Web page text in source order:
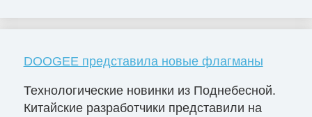
DOOGEE представила новые флагманы
Технологические новинки из Поднебесной.
Китайские разработчики представили на